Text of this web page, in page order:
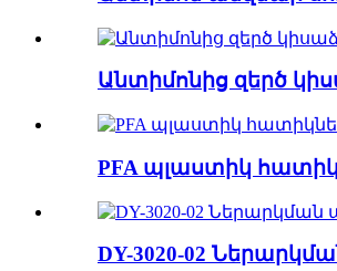
Անտիմոնից զերծ
PFA պլաստիկ
DY-3020-02